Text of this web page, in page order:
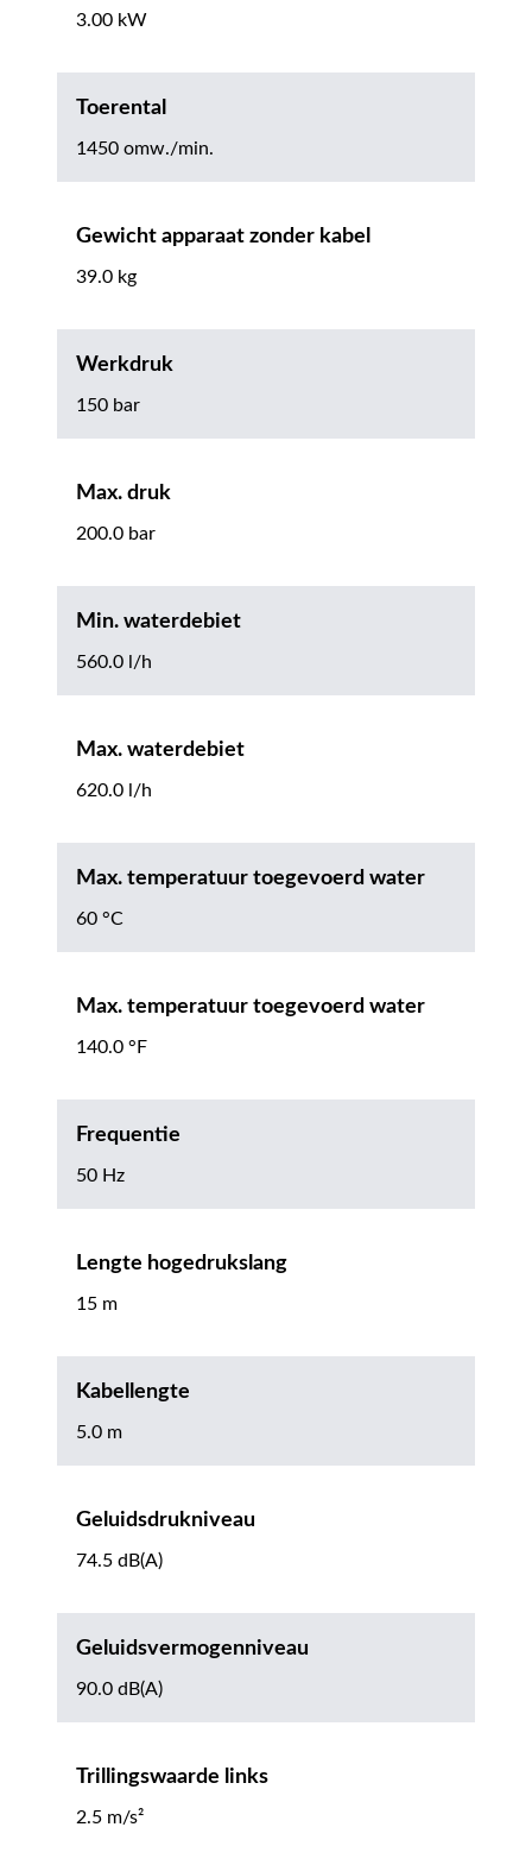
3.00 kW
Toerental
1450 omw./min.
Gewicht apparaat zonder kabel
39.0 kg
Werkdruk
150 bar
Max. druk
200.0 bar
Min. waterdebiet
560.0 l/h
Max. waterdebiet
620.0 l/h
Max. temperatuur toegevoerd water
60 °C
Max. temperatuur toegevoerd water
140.0 °F
Frequentie
50 Hz
Lengte hogedrukslang
15 m
Kabellengte
5.0 m
Geluidsdrukniveau
74.5 dB(A)
Geluidsvermogenniveau
90.0 dB(A)
Trillingswaarde links
2.5 m/s²